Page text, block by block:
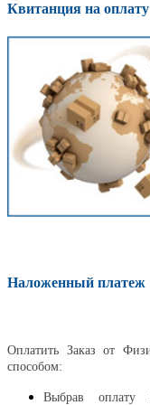
Квитанция на оплату
Наложенный платеж
Оплатить Заказ от
способом:
Выбрав оплату